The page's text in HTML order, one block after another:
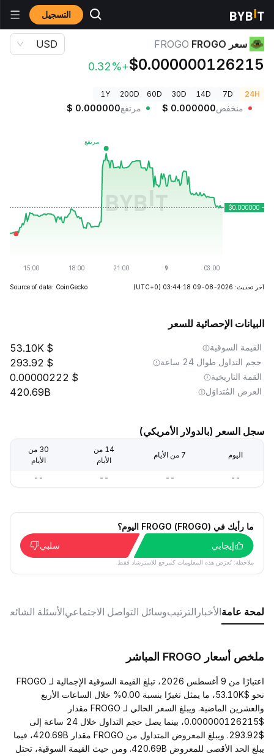
التسجيل أسعار العملات الرقمية
سعر FROGO FROGO
$0.000000126215
+0.32%
USD
24H
7D
14D
30D
60D
200D
1Y
منخفض $ 0.000000 مرتفع $ 0.000000
آخر تحديث: 2026-08-09 03:44:18 (UTC+0)
Source of data: CoinGecko
البيانات الإحصائية للسعر
القيمة السوقية 53.10K
حجم التداول طوال 24 ساعة 293.92
القمة التاريخية 0.00000222
العرض المُتداوَل 420.69B
سجل السعر (بالدولار الأمريكي)
اليوم 7 من الأيام
14 من
الأيام
30 من
الأيام
--
--
--
--
ما رأيك في FROGO (FROGO) اليوم؟
إيجابي
سلبي
ملاحظة: تُعرَض هذه المعلومات كمرجع للاسترشاد فقط.
لمحة عامةالأخبار الترتيبوسائل التواصل الاجتماعيالأسئلة الشائعة
ملخص أسعار FROGO المباشر
اعتبارًا من 9 أغسطس 2026، تبلغ القيمة السوقية الإجمالية لـ FROGO
نحو $53.10K، ما يمثل تغيرًا بنسبة 0.00% خلال الساعات الأربع
والعشرين الماضية. ويبلغ السعر الحالي لـ FROGO مقدار
$0.000000126215، بينما يصل حجم التداول خلال 24 ساعة إلى
$293.92. ويبلغ المعروض المتداول من FROGO مقدار 420.69B، فيما
يبلغ الحد الأقصى للمعروض 420.69B. ومن حيث القيمة السوقية، تحتل